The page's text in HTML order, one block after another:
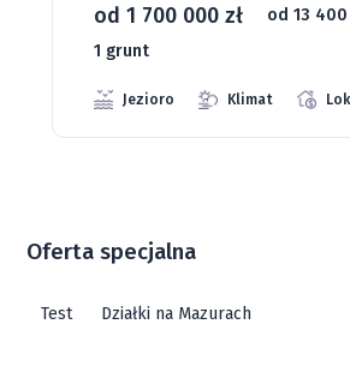
od 93 280 zł od 1075 m2
Oferta specjalna
Test Działki na Mazurach